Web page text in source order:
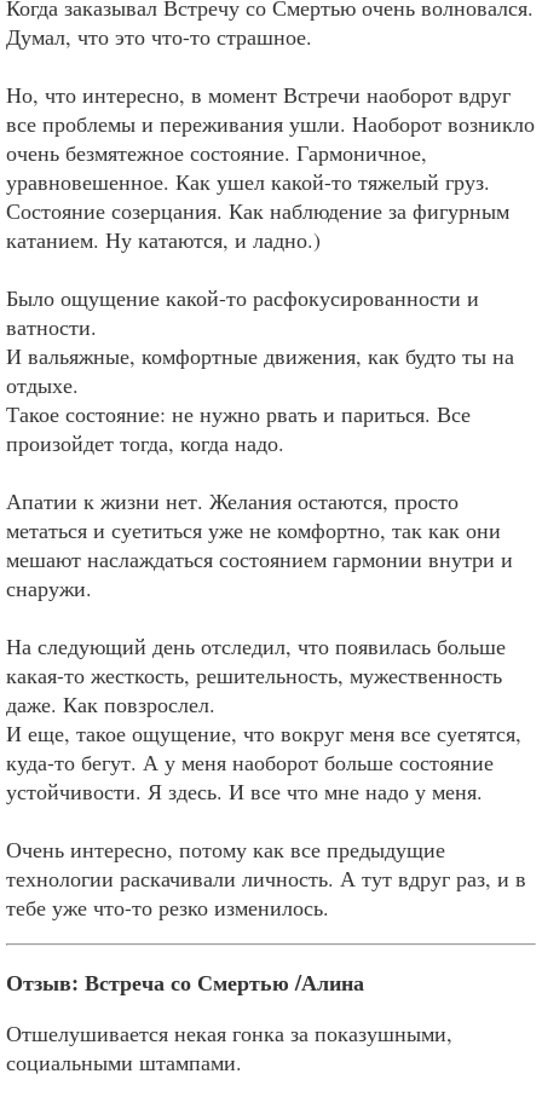
Когда заказывал Встречу со Смертью очень волновался.
Думал, что это что-то страшное.
Но, что интересно, в момент Встречи наоборот вдруг
все проблемы и переживания ушли. Наоборот возникло
очень безмятежное состояние. Гармоничное,
уравновешенное. Как ушел какой-то тяжелый груз.
Состояние созерцания. Как наблюдение за фигурным
катанием. Ну катаются, и ладно.)
Было ощущение какой-то расфокусированности и
ватности.
И вальяжные, комфортные движения, как будто ты на
отдыхе.
Такое состояние: не нужно рвать и париться. Все
произойдет тогда, когда надо.
Апатии к жизни нет. Желания остаются, просто
метаться и суетиться уже не комфортно, так как они
мешают наслаждаться состоянием гармонии внутри и
снаружи.
На следующий день отследил, что появилась больше
какая-то жесткость, решительность, мужественность
даже. Как повзрослел.
И еще, такое ощущение, что вокруг меня все суетятся,
куда-то бегут. А у меня наоборот больше состояние
устойчивости. Я здесь. И все что мне надо у меня.
Очень интересно, потому как все предыдущие
технологии раскачивали личность. А тут вдруг раз, и в
тебе уже что-то резко изменилось.
Отзыв: Встреча со Смертью /Алина
Отшелушивается некая гонка за показушными,
социальными штампами.